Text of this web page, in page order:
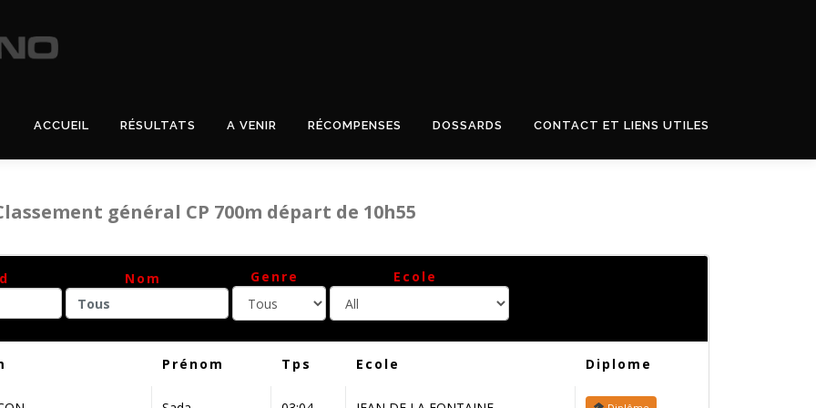
ACCUEIL RÉSULTATS A VENIR RÉCOMPENSES DOSSARDS CONTACT ET LIENS UTILES
général CP 700m départ de 10h55
Nom
Tous
Genre
Tous Ecole
All
Prénom Tps Ecole Diplome